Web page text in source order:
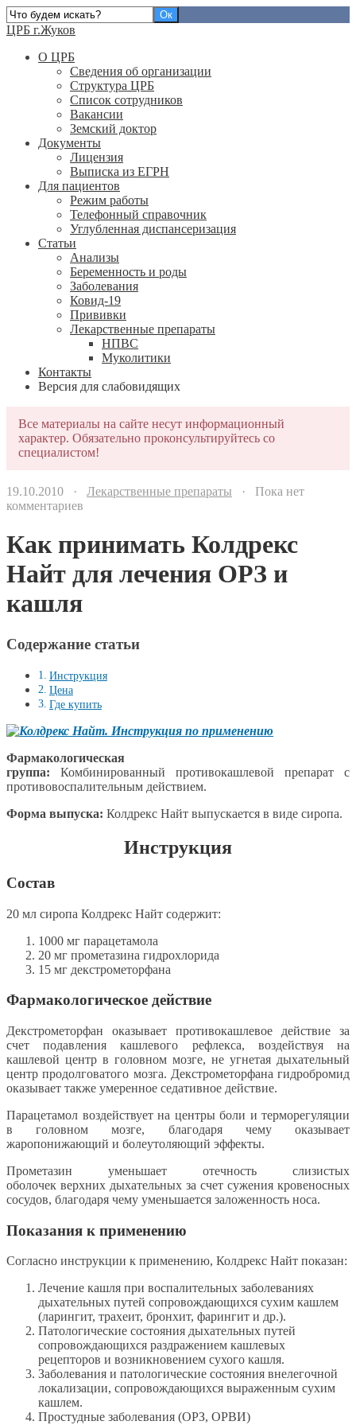
ЦРБ г.Жуков
О ЦРБ
Сведения об организации
Структура ЦРБ
Список сотрудников
Вакансии
Земский доктор
Документы
Лицензия
Выписка из ЕГРН
Для пациентов
Режим работы
Телефонный справочник
Углубленная диспансеризация
Статьи
Анализы
Беременность и роды
Заболевания
Ковид-19
Прививки
Лекарственные препараты
НПВС
Муколитики
Контакты
Версия для слабовидящих
Все материалы на сайте несут информационный
характер. Обязательно проконсультируйтесь со
специалистом!
19.10.2010 · Лекарственные препараты · Пока нет
комментариев
Как принимать Колдрекс
Найт для лечения ОРЗ и
кашля
Содержание статьи
Инструкция
Цена
Где купить
Фармакологическая
группа: Комбинированный противокашлевой препарат
с
противовоспалительным действием.
Форма выпуска: Колдрекс Найт выпускается в виде сиропа.
Инструкция
Состав
20 мл сиропа Колдрекс Найт содержит:
1000 мг парацетамола
20 мг прометазина гидрохлорида
15 мг декстрометорфана
Фармакологическое действие
Декстрометорфан оказывает противокашлевое действие за
счет подавления кашлевого рефлекса, воздействуя на
кашлевой центр в головном мозге, не угнетая дыхательный
центр продолговатого мозга. Декстрометорфана гидробромид
оказывает также умеренное седативное действие.
Парацетамол воздействует на центры боли и терморегуляции
в головном мозге, благодаря чему оказывает
жаропонижающий и болеутоляющий эффекты.
Прометазин уменьшает отечность слизистых
оболочек верхних дыхательных за счет сужения кровеносных
сосудов, благодаря чему уменьшается заложенность носа.
Показания к применению
Согласно инструкции к применению, Колдрекс Найт показан:
Лечение кашля при воспалительных заболеваниях
дыхательных путей сопровождающихся сухим кашлем
(ларингит, трахеит, бронхит, фарингит и др.).
Патологические состояния дыхательных путей
сопровождающихся раздражением кашлевых
рецепторов и возникновением сухого кашля.
Заболевания и патологические состояния внелегочной
локализации, сопровождающихся выраженным сухим
кашлем.
Простудные заболевания (ОРЗ, ОРВИ)